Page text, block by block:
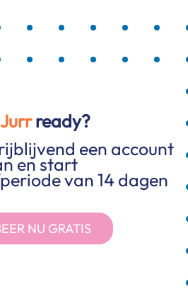
Jurrready?
een account
en start
van 14 dagen
NU GRATIS